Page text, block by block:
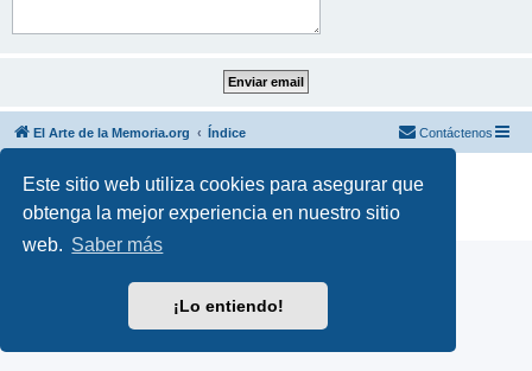
Este sitio web utiliza cookies para asegurar que
obtenga la mejor experiencia en nuestro sitio
web. Saber más
¡Lo entiendo!
El Arte de la Memoria.org Índice Contáctenos
Desarrollado por phpBB ® Forum Software © phpBB Limited
Traducción al español por
phpBB España
Privacidad|Condiciones